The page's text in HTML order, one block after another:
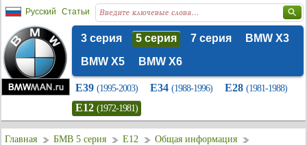
Русский Статьи
3 серия 5 серия 7 серия
BMW X3
BMW X5
BMW X6
E39 (1995-2003) E34 (1988-1996) E28 (1981-1988)
E12 (1972-1981)
Главная БМВ 5 серия E12
Общая информация